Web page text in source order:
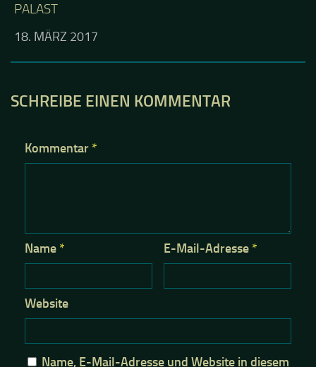
PALAST
18. MÄRZ 2017
SCHREIBE EINEN KOMMENTAR
Kommentar *
Name * E-Mail-Adresse *
Website
Name, E-Mail-Adresse und Website in diesem